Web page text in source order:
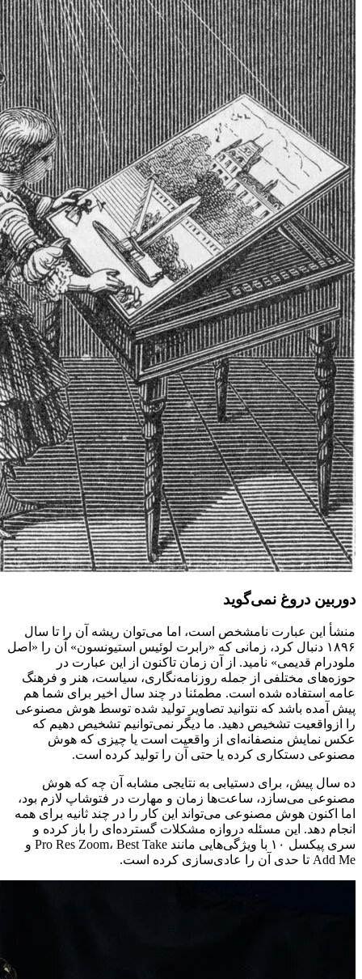
دوربین دروغ نمی‌گوید
منشأ این عبارت نامشخص است، اما می‌توان ریشه آن را تا سال
۱۸۹۶ دنبال کرد، زمانی که «رابرت لوئیس استیونسون» آن را «اصل
ملودرام قدیمی» نامید. از آن زمان تاکنون از این عبارت در
حوزه‌های مختلفی از جمله روزنامه‌نگاری، سیاست، هنر و فرهنگ
عامه استفاده شده است. مطمئنا در چند سال اخیر برای شما هم
پیش آمده باشد که نتوانید تصاویر تولید شده توسط هوش مصنوعی
را ازواقعیت تشخیص دهید. ما دیگر نمی‌توانیم تشخیص دهیم که
عکس نمایش منصفانه‌ای از واقعیت است یا چیزی که هوش
مصنوعی دستکاری کرده یا حتی آن را تولید کرده است.
ده سال پیش، برای دستیابی به نتایجی مشابه آن چه که هوش
مصنوعی می‌سازد، ساعت‌ها زمان و مهارت در فتوشاپ لازم بود،
اما اکنون هوش مصنوعی می‌تواند این کار را در چند ثانیه برای همه
انجام دهد. این مسئله دروازه مشکلات گسترده‌ای را باز کرده و
سری پیکسل ۱۰ با ویژگی‌هایی مانند Pro Res Zoom، Best Take و
Add Me تا حدی آن را عادی‌سازی کرده است.